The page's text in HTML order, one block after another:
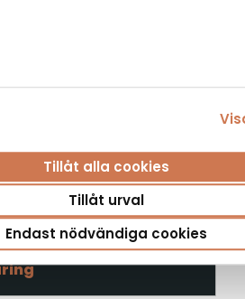
Tillåt alla cookies
Tillåt urval
Endast nödvändiga cookies